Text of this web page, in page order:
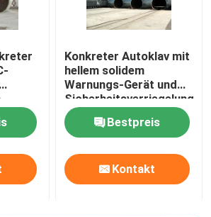
Konkreter Autoklav mit
hellem solidem
Warnungs-Gerät und
Sicherheitsverriegelung
Bestpreis
Kontakt